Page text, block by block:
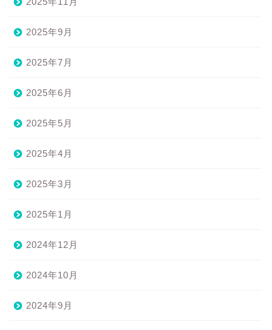
2025年9月
2025年7月
2025年6月
2025年5月
2025年4月
2025年3月
2025年1月
2024年12月
2024年10月
2024年9月